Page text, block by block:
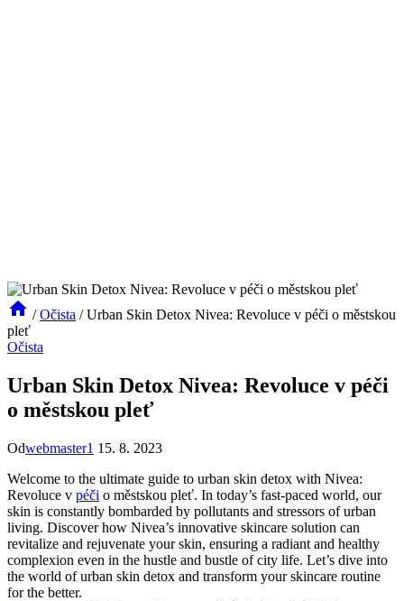
/ Očista / Urban Skin Detox Nivea: Revoluce v péči o městskou
pleť
Očista
Urban Skin Detox Nivea: Revoluce v péči
o městskou pleť
Odwebmaster1 15. 8. 2023
Welcome to the ultimate guide to urban skin detox with Nivea:
Revoluce v péči o městskou pleť. In today’s fast-paced world, our
skin is constantly bombarded by pollutants and stressors of urban
living. Discover how Nivea’s innovative skincare solution can
revitalize and rejuvenate your skin, ensuring a radiant and healthy
complexion even in the hustle and bustle of city life. Let’s dive into
the world of urban skin detox and transform your skincare routine
for the better.